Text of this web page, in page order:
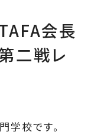
会長
二戦レ
学校です。